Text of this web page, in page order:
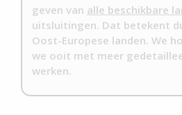
geven van alle beschikbare
uitsluitingen. Dat betekent
Oost-Europese landen. We
we ooit met meer
werken.